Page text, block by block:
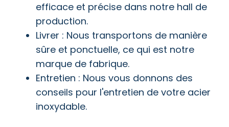
efficace et précise dans notre hall de
production.
Livrer : Nous transportons de manière
sûre et ponctuelle, ce qui est notre
marque de fabrique.
Entretien : Nous vous donnons des
conseils pour l'entretien de votre acier
inoxydable.